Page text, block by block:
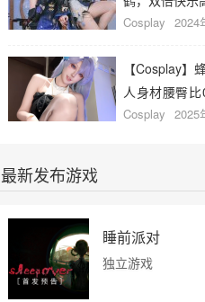
Cosplay 2024
【Cosplay】
人身材腰臀
心动了！
Cosplay 2025
最新发布游戏
睡前派对
独立游戏